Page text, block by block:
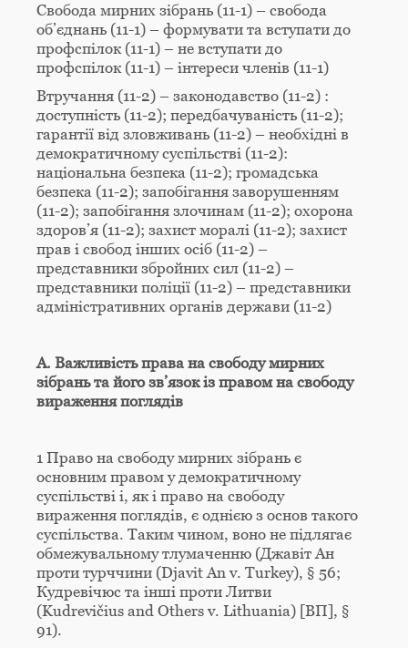
Свобода мирних зібрань (11-1) – свобода
об’єднань (11-1) – формувати та вступати до
профспілок (11-1) – не вступати до
профспілок (11-1) – інтереси членів (11-1)
Втручання (11-2) – законодавство (11-2) :
доступність (11-2); передбачуваність (11-2);
гарантії від зловживань (11-2) – необхідні в
демократичному суспільстві (11-2):
національна безпека (11-2); громадська
безпека (11-2); запобігання заворушенням
(11-2); запобігання злочинам (11-2); охорона
здоров’я (11-2); захист моралі (11-2); захист
прав і свобод інших осіб (11-2) –
представники збройних сил (11-2) –
представники поліції (11-2) – представники
адміністративних органів держави (11-2)
А. Важливість права на свободу мирних
зібрань та його зв’язок із правом на свободу
вираження поглядів
1 Право на свободу мирних зібрань є
основним правом у демократичному
суспільстві і, як і право на свободу
вираження поглядів, є однією з основ такого
суспільства. Таким чином, воно не підлягає
обмежувальному тлумаченню (Джавіт Ан
проти турччини (Djavit An v. Turkey), § 56;
Кудревічюс та інші проти Литви
(Kudrevičius and Others v. Lithuania) [ВП], §
91).